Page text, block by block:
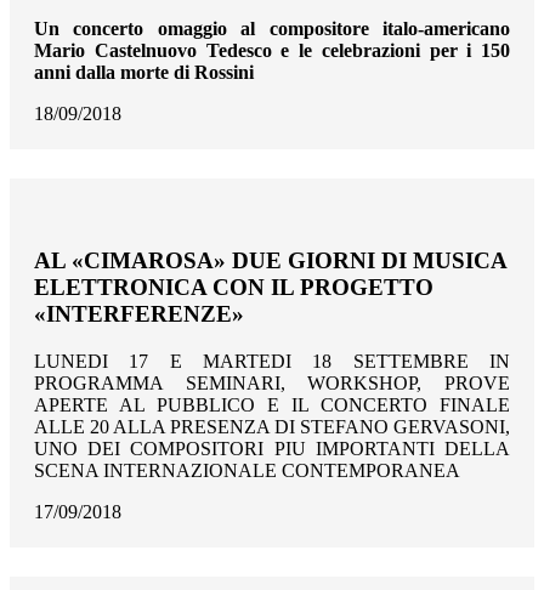
Un concerto omaggio al compositore italo-americano
Mario Castelnuovo Tedesco e le celebrazioni per i 150
anni dalla morte di Rossini
18/09/2018
AL «CIMAROSA» DUE GIORNI DI MUSICA
ELETTRONICA CON IL PROGETTO
«INTERFERENZE»
LUNEDI 17 E MARTEDI 18 SETTEMBRE IN
PROGRAMMA SEMINARI, WORKSHOP, PROVE
APERTE AL PUBBLICO E IL CONCERTO FINALE
ALLE 20 ALLA PRESENZA DI STEFANO GERVASONI,
UNO DEI COMPOSITORI PIU IMPORTANTI DELLA
SCENA INTERNAZIONALE CONTEMPORANEA
17/09/2018